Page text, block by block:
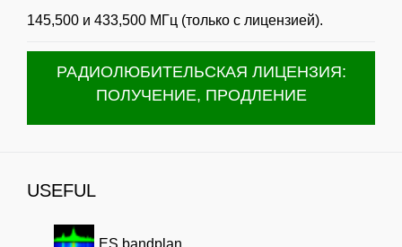
145,500 и 433,500 МГц (только с лицензией).
РАДИОЛЮБИТЕЛЬСКАЯ ЛИЦЕНЗИЯ:
ПОЛУЧЕНИЕ, ПРОДЛЕНИЕ
USEFUL